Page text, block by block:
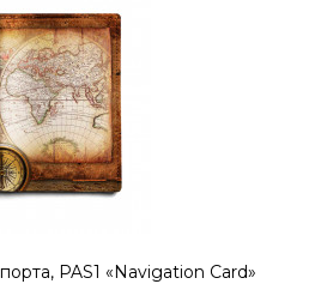
PAS1 «Navigation Card»